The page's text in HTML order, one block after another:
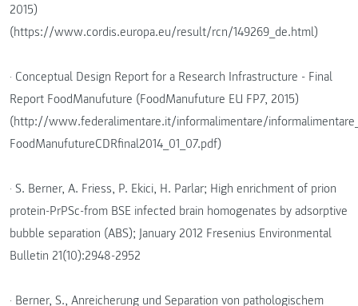
2015)
(https://www.cordis.europa.eu/result/rcn/149269_de.html)
· Conceptual Design Report for a Research Infrastructure - Final
Report FoodManufuture (FoodManufuture EU FP7, 2015)
(http://www.federalimentare.it/informalimentare/
FoodManufutureCDRfinal2014_01_07.pdf)
· S. Berner, A. Friess, P. Ekici, H. Parlar; High enrichment of prion
protein-PrPSc-from BSE infected brain homogenates by adsorptive
bubble separation (ABS); January 2012 Fresenius Environmental
Bulletin 21(10):2948-2952
· Berner, S., Anreicherung und Separation von pathologischem